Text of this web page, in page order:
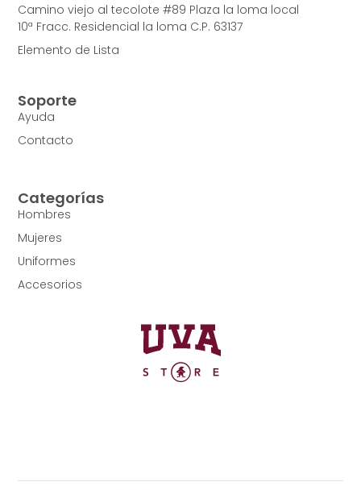
Camino viejo al tecolote #89 Plaza la loma local
10ª Fracc. Residencial la loma C.P. 63137
Elemento de Lista
Categorías
Hombres
Mujeres
Uniformes
Accesorios
Soporte
Ayuda
Contacto